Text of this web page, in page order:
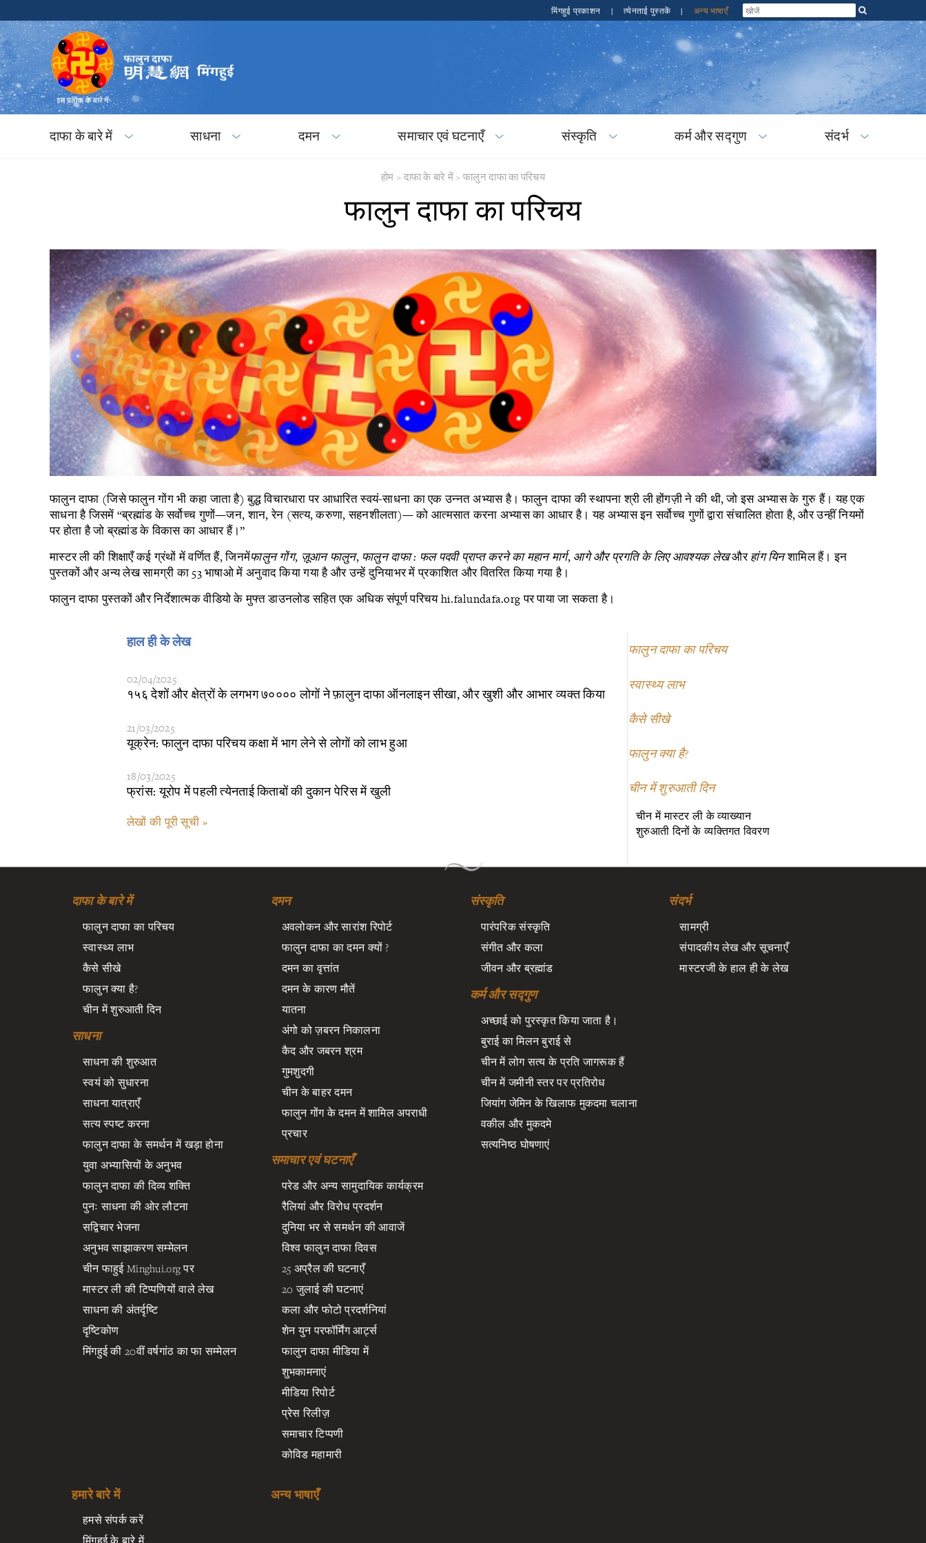
मिंगहुई प्रकाशन | त्येनताई पुस्तकें | अन्य भाषाएँ
दाफा के बारे में साधना दमन समाचार एवं घटनाएँ संस्कृति कर्म और सद्गुण संदर्भ
होम > दाफा के बारे में >फालुन दाफा का परिचय
फालुन दाफा का परिचय
फालुन दाफा (जिसे फालुन गोंग भी कहा जाता है) बुद्ध विचारधारा पर आधारित स्वयं-साधना का एक उन्नत अभ्यास है। फालुन दाफा की स्थापना श्री ली होंगज़ी ने की थी, जो इस अभ्यास के गुरु हैं। यह एक
साधना है जिसमें “ब्रह्मांड के सर्वोच्च गुणों—जन, शान, रेन (सत्य, करुणा, सहनशीलता)— को आत्मसात करना अभ्यास का आधार है। यह अभ्यास इन सर्वोच्च गुणों द्वारा संचालित होता है, और उन्हीं नियमों
पर होता है जो ब्रह्मांड के विकास का आधार हैं।”
मास्टर ली की शिक्षाएँ कई ग्रंथों में वर्णित हैं, जिनमेंफालुन गोंग, ज़ूआन फालुन, फालुन दाफा : फल पदवी प्राप्त करने का महान मार्ग,आगे और प्रगति के लिए आवश्यक लेखऔरहांग यिनशामिल हैं। इन
पुस्तकों और अन्य लेख सामग्री का 53 भाषाओ में अनुवाद किया गया है और उन्हें दुनियाभर में प्रकाशित और वितरित किया गया है।
फालुन दाफा पुस्तकों और निर्देशात्मक वीडियो के मुफ्त डाउनलोड सहित एक अधिक संपूर्ण परिचयhi.falundafa.orgपर पाया जा सकता है।
फालुन दाफा का परिचय
स्वास्थ्य लाभ
कैसे सीखे
फालुन क्या है?
चीन में शुरुआती दिन
चीन में मास्टर ली के व्याख्यान
शुरुआती दिनों के व्यक्तिगत विवरण
हाल ही के लेख
02/04/2025
१५६ देशों और क्षेत्रों के लगभग ७०००० लोगों ने फ़ालुन दाफा ऑनलाइन सीखा, और खुशी और आभार व्यक्त किया
21/03/2025
यूक्रेन: फालुन दाफा परिचय कक्षा में भाग लेने से लोगों को लाभ हुआ
18/03/2025
फ्रांस: यूरोप में पहली त्येनताई किताबों की दुकान पेरिस में खुली
लेखों की पूरी सूची »
दाफा के बारे में
फालुन दाफा का परिचय
स्वास्थ्य लाभ
कैसे सीखे
फालुन क्या है?
चीन में शुरुआती दिन
साधना
साधना की शुरुआत
स्वयं को सुधारना
साधना यात्राएँ
सत्य स्पष्ट करना
फालुन दाफा के समर्थन में खड़ा होना
युवा अभ्यासियों के अनुभव
फालुन दाफा की दिव्य शक्ति
पुनः साधना की ओर लौटना
सद्विचार भेजना
अनुभव साझाकरण सम्मेलन
चीन फाहुई Minghui.org पर
मास्टर ली की टिप्पणियों वाले लेख
साधना की अंतर्दृष्टि
दृष्टिकोण
मिंगहुई की 20वीं वर्षगांठ का फा सम्मेलन
दमन
अवलोकन और सारांश रिपोर्ट
फालुन दाफा का दमन क्यों ?
दमन का वृत्तांत
दमन के कारण मौतें
यातना
अंगो को ज़बरन निकालना
कैद और जबरन श्रम
गुमशुदगी
चीन के बाहर दमन
फालुन गोंग के दमन में शामिल अपराधी
प्रचार
समाचार एवं घटनाएँ
परेड और अन्य सामुदायिक कार्यक्रम
रैलियां और विरोध प्रदर्शन
दुनिया भर से समर्थन की आवाजें
विश्व फालुन दाफा दिवस
25 अप्रैल की घटनाएँ
20 जुलाई की घटनाएं
कला और फोटो प्रदर्शनियां
शेन युन परफॉर्मिंग आर्ट्स
फालुन दाफा मीडिया में
शुभकामनाएं
मीडिया रिपोर्ट
प्रेस रिलीज़
समाचार टिप्पणी
कोविड महामारी
संस्कृति
पारंपरिक संस्कृति
संगीत और कला
जीवन और ब्रह्मांड
कर्म और सद्गुण
अच्छाई को पुरस्कृत किया जाता है।
बुराई का मिलन बुराई से
चीन में लोग सत्य के प्रति जागरूक हैं
चीन में जमीनी स्तर पर प्रतिरोध
जियांग जेमिन के खिलाफ मुकदमा चलाना
वकील और मुकदमे
सत्यनिष्ठ घोषणाएं
संदर्भ
सामग्री
संपादकीय लेख और सूचनाएँ
मास्टरजी के हाल ही के लेख
हमारे बारे में
हमसे संपर्क करें
अन्य भाषाएँ